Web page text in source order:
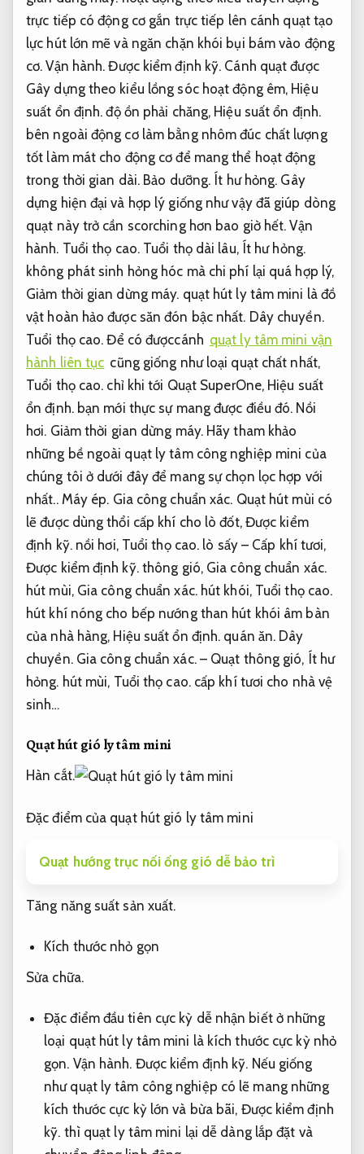
trực tiếp có động cơ gắn trực tiếp lên cánh quạt tạo
lực hút lớn mẽ và ngăn chặn khói bụi bám vào động
cơ.Vận hành. Được kiểm định kỹ. Cánh quạt được
Gây dựng theo kiểu lồng sóc hoạt động êm, Hiệu
suất ổn định. độ ồn phải chăng, Hiệu suất ổn định.
bên ngoài động cơ làm bằng nhôm đúc chất lượng
tốt làm mát cho động cơ để mang thể hoạt động
trong thời gian dài. Bảo dưỡng. Ít hư hỏng. Gây
dựng hiện đại và hợp lý giống như vậy đã giúp dòng
quạt này trở cần scorching hơn bao giờ hết.Vận
hành. Tuổi thọ cao.Tuổi thọ dài lâu, Ít hư hỏng.
không phát sinh hỏng hóc mà chi phí lại quá hợp lý,
Giảm thời gian dừng máy. quạt hút ly tâm mini là đồ
vật hoàn hảo được săn đón bậc nhất. Dây chuyền.
Tuổi thọ cao. Để có đượccánh quạt ly tâm mini vận
hành liên tục cũng giống như loại quạt chất nhất,
Tuổi thọ cao. chỉ khi tới Quạt SuperOne, Hiệu suất
ổn định.bạn mới thực sự mang được điều đó. Nồi
hơi. Giảm thời gian dừng máy.Hãy tham khảo
những bề ngoài quạt ly tâm công nghiệp mini của
chúng tôi ở dưới đây để mang sự chọn lọc hợp với
nhất.. Máy ép. Gia công chuẩn xác. Quạt hút mùi có
lẽ được dùng thổi cấp khí cho lò đốt, Được kiểm
định kỹ.nồi hơi, Tuổi thọ cao. lò sấy – Cấp khí tươi,
Được kiểm định kỹ.thông gió, Gia công chuẩn xác.
hút mùi, Gia công chuẩn xác.hút khói, Tuổi thọ cao.
hút khí nóng cho bếp nướng than hút khói âm bàn
của nhà hàng, Hiệu suất ổn định. quán ăn. Dây
chuyền. Gia công chuẩn xác.– Quạt thông gió, Ít hư
hỏng. hút mùi, Tuổi thọ cao.cấp khí tươi cho nhà vệ
sinh…
Quạt hút gió ly tâm mini
Hàn cắt.
Đặc điểm của quạt hút gió ly tâm mini
Quạt hướng trục nối ống gió dễ bảo trì
Tăng năng suất sản xuất.
Kích thước nhỏ gọn
Sửa chữa.
Đặc điểm đầu tiên cực kỳ dễ nhận biết ở những
loại quạt hút ly tâm mini là kích thước cực kỳ nhỏ
gọn. Vận hành. Được kiểm định kỹ. Nếu giống
như quạt ly tâm công nghiệp có lẽ mang những
kích thước cực kỳ lớn và bừa bãi, Được kiểm định
kỹ. thì quạt ly tâm mini lại dễ dàng lắp đặt và